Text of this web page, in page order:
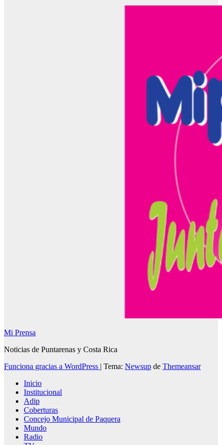
Mi Prensa
Noticias de Puntarenas y Costa Rica
Funciona gracias a WordPress | Tema: Newsup de Themeansar
Inicio
Institucional
Adip
Coberturas
Concejo Municipal de Paquera
Mundo
Radio